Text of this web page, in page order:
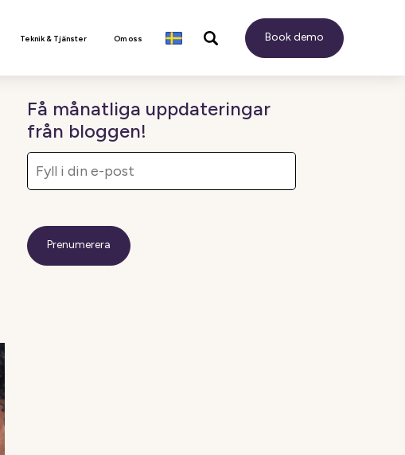
Teknik & Tjänster Om oss Book demo
Få månatliga uppdateringar
från bloggen!